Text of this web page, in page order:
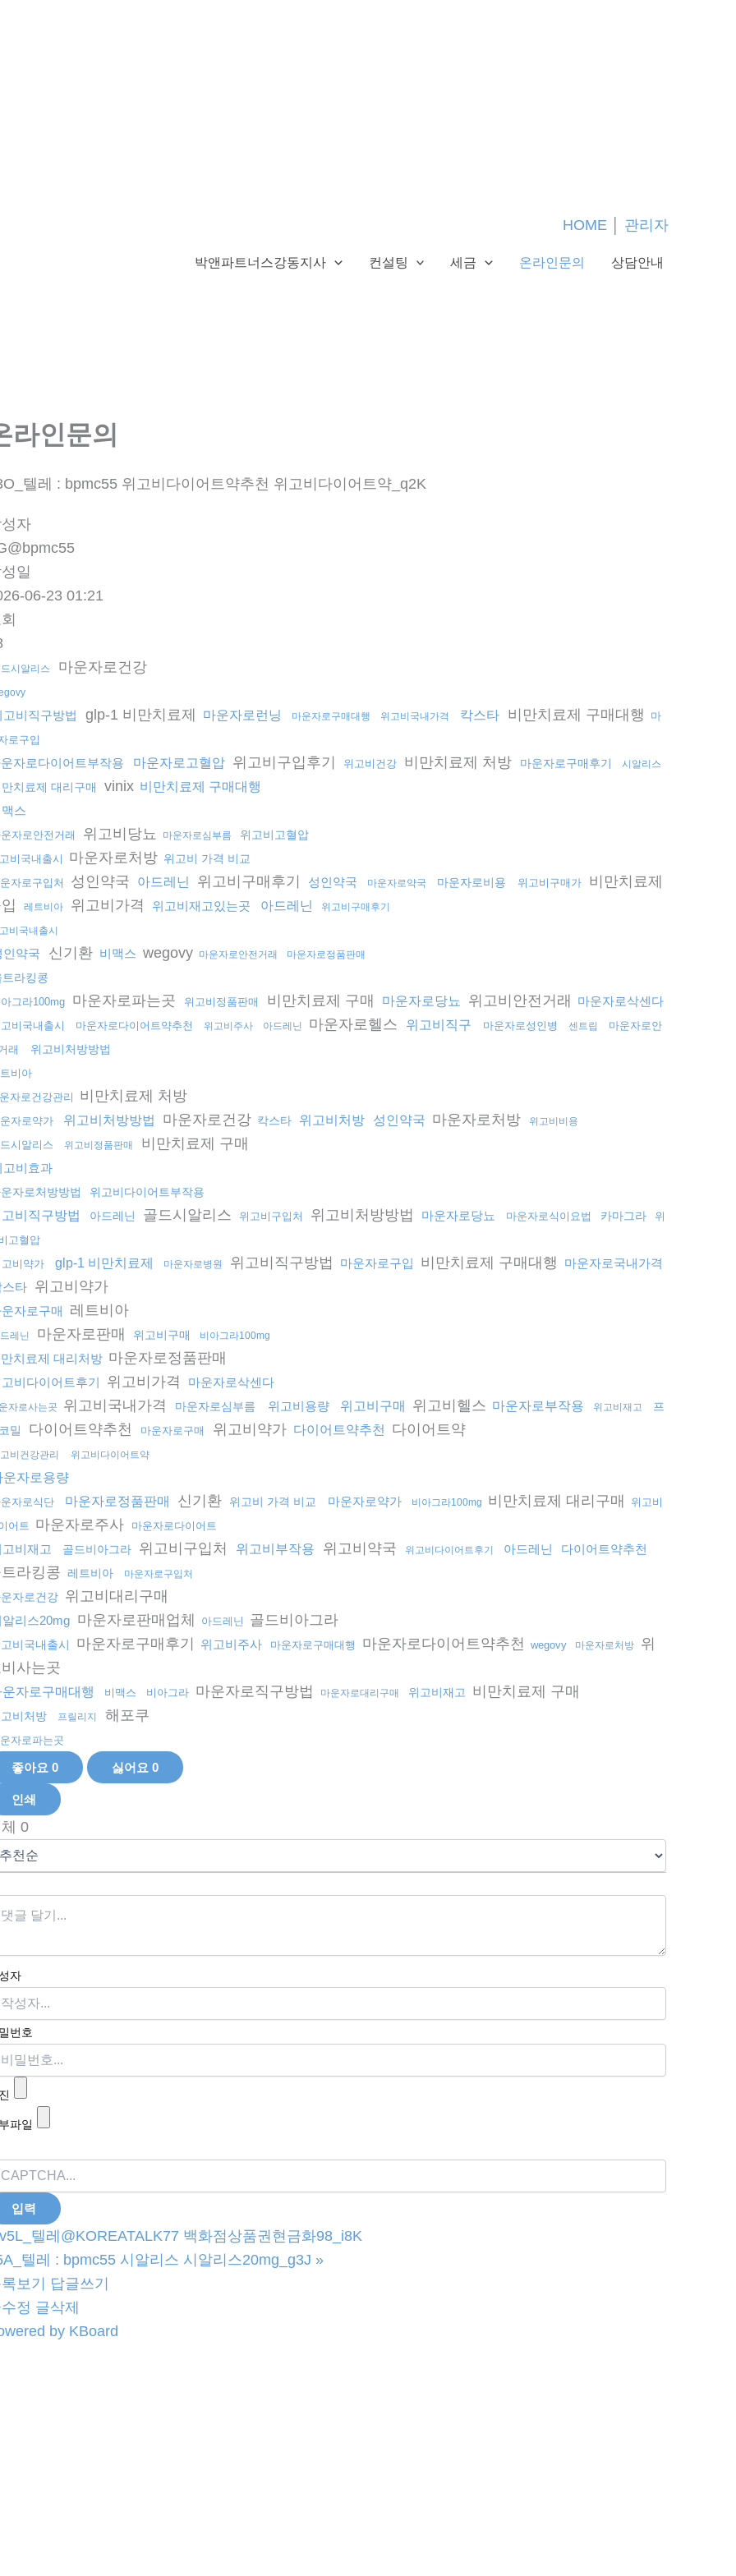
HOME 관리자
박앤파트너스강동지사 컨설팅 세금 온라인문의 상담안내
라인문의
텔레 : bpmc55 위고비다이어트약추천 위고비다이어트약_q2K
자
일
06-23 01:21
시알리스 마운자로건강
고비직구방법 glp-1 비만치료제 마운자로런닝 마운자로구매대행 위고비국내가격 칵스타 비만치료제 구매대행
마
로구입
자로다이어트부작용 마운자로고혈압 위고비구입후기 위고비건강 비만치료제 처방 마운자로구매후기 시알리스
치료제 대리구매 vinix 비만치료제 구매대행
스
자로안전거래 위고비당뇨 마운자로심부름 위고비고혈압
비국내출시 마운자로처방 위고비 가격 비교
자로구입처 성인약국 아드레닌 위고비구매후기 성인약국 마운자로약국 마운자로비용 위고비구매가
비만치료제
레트비아 위고비가격 위고비재고있는곳 아드레닌 위고비구매후기
비국내출시
인약국 신기환 비맥스 wegovy 마운자로안전거래 마운자로정품판매
트라킹콩
그라100mg 마운자로파는곳 위고비정품판매 비만치료제 구매 마운자로당뇨 위고비안전거래 마운자로삭센다
비국내출시 마운자로다이어트약추천 위고비주사 아드레닌 마운자로헬스 위고비직구 마운자로성인병 센트립
마운자로안
래
위고비처방방법
비아
자로건강관리
비만치료제 처방
자로약가 위고비처방방법 마운자로건강 칵스타 위고비처방 성인약국 마운자로처방 위고비비용
시알리스 위고비정품판매 비만치료제 구매
고비효과
자로처방방법 위고비다이어트부작용
비직구방법 아드레닌 골드시알리스 위고비구입처 위고비처방방법 마운자로당뇨 마운자로식이요법 카마그라
위
고혈압
비약가
glp-1 비만치료제 마운자로병원 위고비직구방법 마운자로구입 비만치료제 구매대행
마운자로국내가격
스타 위고비약가
자로구매 레트비아
레닌 마운자로판매 위고비구매 비아그라100mg
치료제 대리처방 마운자로정품판매
비다이어트후기 위고비가격 마운자로삭센다
자로사는곳 위고비국내가격 마운자로심부름 위고비용량 위고비구매 위고비헬스 마운자로부작용 위고비재고
프
밀
다이어트약추천 마운자로구매 위고비약가 다이어트약추천 다이어트약
비건강관리 위고비다이어트약
운자로용량
자로식단 마운자로정품판매 신기환 위고비 가격 비교 마운자로약가 비아그라100mg 비만치료제 대리구매
위고비
어트 마운자로주사 마운자로다이어트
비재고 골드비아그라 위고비구입처 위고비부작용 위고비약국 위고비다이어트후기 아드레닌 다이어트약추천
라킹콩 레트비아 마운자로구입처
자로건강 위고비대리구매
알리스20mg 마운자로판매업체 아드레닌 골드비아그라
비국내출시 마운자로구매후기 위고비주사 마운자로구매대행 마운자로다이어트약추천 wegovy 마운자로처방
위
사는곳
자로구매대행 비맥스 비아그라 마운자로직구방법 마운자로대리구매 위고비재고 비만치료제 구매
비처방 프릴리지 해포쿠
자로파는곳
좋아요 0 싫어요 0
인쇄
0
자
번호
파일
v5L_텔레@KOREATALK77 백화점상품권현금화98_i8K
텔레 : bpmc55 시알리스 시알리스20mg_g3J »
보기
답글쓰기
정 글삭제
by KBoard